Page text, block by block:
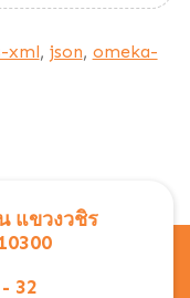
xml, json, omeka-
แขวงวชิร
32